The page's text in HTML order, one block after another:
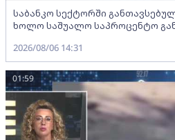
საბანკო სექტორში
ხოლო საშუალო საპროცენტო
2026/08/06 14:31
01:59